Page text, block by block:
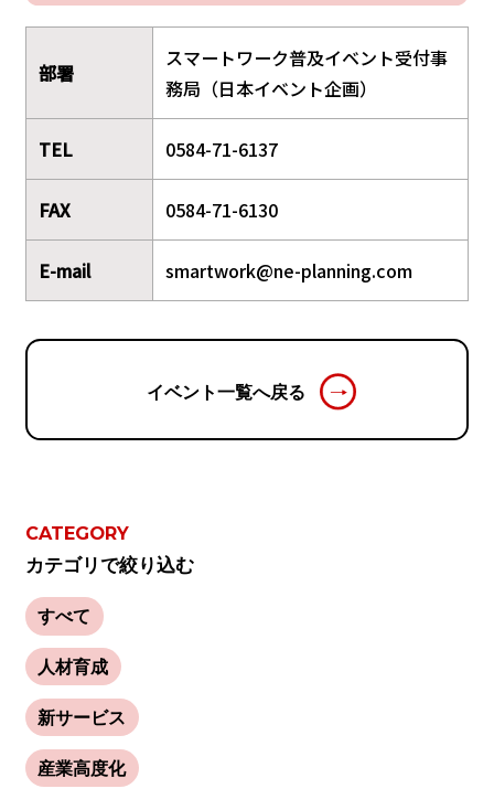
CATEGORY
カテゴリで絞り込む
すべて
人材育成
新サービス
産業高度化
部署
スマートワーク普及イベント受付事
務局（日本イベント企画）
TEL 0584-71-6137
FAX 0584-71-6130
E-mail smartwork@ne-planning.com
イベント一覧へ戻る